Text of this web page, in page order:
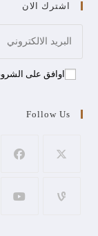
اشترك الان
اوافق على
Follow Us